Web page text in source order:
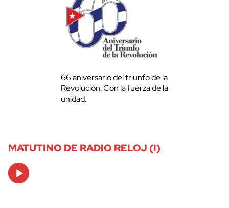
66 aniversario del triunfo de la
Revolución. Con la fuerza de la
unidad.
MATUTINO DE RADIO RELOJ (I)
Audio
Player